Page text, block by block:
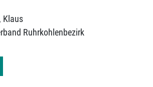
Klaus
Ruhrkohlenbezirk